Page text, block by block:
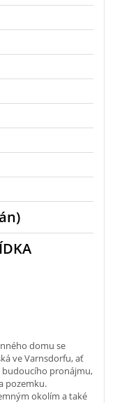
domu se
ve Varnsdorfu, ať
budoucího pronájmu,
pozemku.
okolím a také